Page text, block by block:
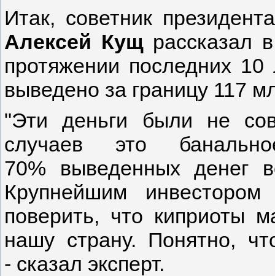
Итак, советник
Алексей Кущрассказал
протяжении последних
выведено за границу 117
"Эти деньги были не
случаев это
70% выведенных денег
Крупнейшим
поверить, что киприоты
нашу страну. Понятно,
- сказал эксперт.